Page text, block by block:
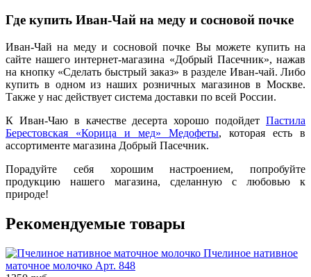
Где купить Иван-Чай на меду и сосновой почке
Иван-Чай на меду и сосновой почке Вы можете купить на
сайте нашего интернет-магазина «Добрый Пасечник», нажав
на кнопку «Сделать быстрый заказ» в разделе Иван-чай. Либо
купить в одном из наших розничных магазинов в Москве.
Также у нас действует система доставки по всей России.
К Иван-Чаю в качестве десерта хорошо подойдет Пастила
Берестовская «Корица и мед» Медофеты, которая есть в
ассортименте магазина Добрый Пасечник.
Порадуйте себя хорошим настроением, попробуйте
продукцию нашего магазина, сделанную с любовью к
природе!
Рекомендуемые товары
Пчелиное нативное
маточное молочко Арт. 848